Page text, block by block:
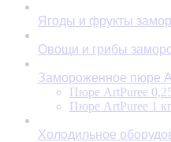
Ягоды и фрукты
Овощи и грибы
Замороженное пюре
Пюре ArtPuree
Пюре ArtPuree 1 кг
Холодильное